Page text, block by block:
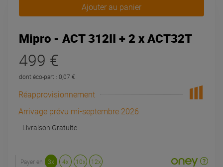
Ajouter au panier
Mipro - ACT 312II + 2 x ACT32T
499 €
dont éco-part : 0,07 €
Réapprovisionnement
Arrivage prévu mi-septembre 2026
Livraison Gratuite
Payer en 3x 4x 10x 12x